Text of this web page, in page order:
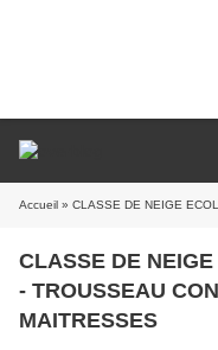
Accueil » CLASSE DE NEIGE ECOLE DE
CLASSE DE
- TROUSSEAU
MAITRESSES